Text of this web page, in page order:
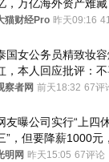
，万亿海外资产难藏
猫财经Pro 昨天09:16
国女公务员精致妆容
，本人回应批评：不
别看
察者网 前天18:32 67评
友曝公司实行“上四
”，但要降薪1000元
受只能辞职
明网 昨天15:05 67评论